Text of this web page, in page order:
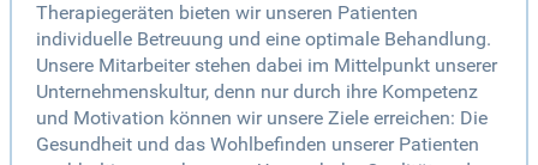
Therapiegeräten bieten wir unseren Patienten
individuelle Betreuung und eine optimale Behandlung.
Unsere Mitarbeiter stehen dabei im Mittelpunkt unserer
Unternehmenskultur, denn nur durch ihre Kompetenz
und Motivation können wir unsere Ziele erreichen: Die
Gesundheit und das Wohlbefinden unserer Patienten